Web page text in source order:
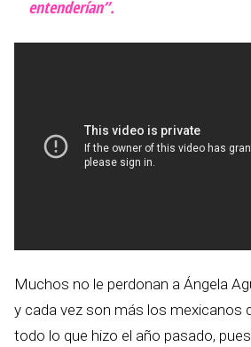
entenderían”.
Muchos no le perdonan a Ángela
y cada vez son más los mexicanos
todo lo que hizo el año pasado,